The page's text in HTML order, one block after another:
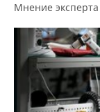
Мнение эксперта